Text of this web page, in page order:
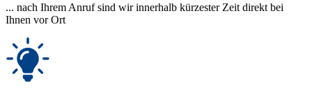
... nach Ihrem Anruf sind wir innerhalb kürzester Zeit direkt bei
Ihnen vor Ort